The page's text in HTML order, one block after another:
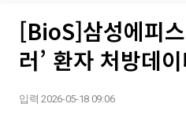
[BioS]삼성에피
러’ 환자 처방데
입력 2026-05-18 09:06